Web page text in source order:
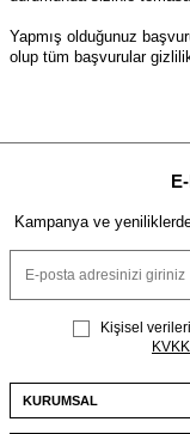
Yapmış olduğunuz
olup tüm başvurular
Kampanya ve
Kişisel
KURUMSAL